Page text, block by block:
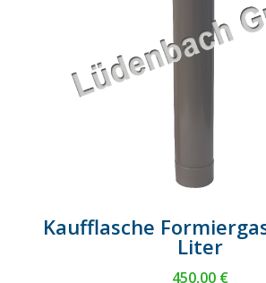
Kaufflasche
Liter
450,00 €